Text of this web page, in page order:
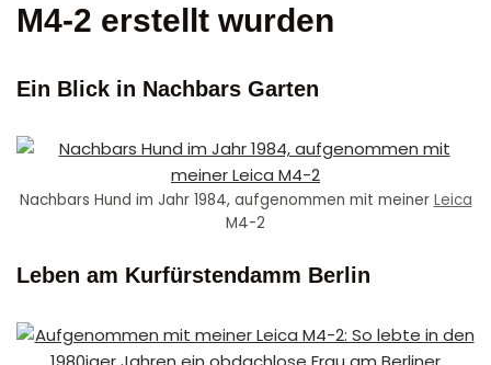
M4-2 erstellt wurden
Ein Blick in Nachbars Garten
Nachbars Hund im Jahr 1984, aufgenommen mit meiner Leica
M4-2
Leben am Kurfürstendamm Berlin